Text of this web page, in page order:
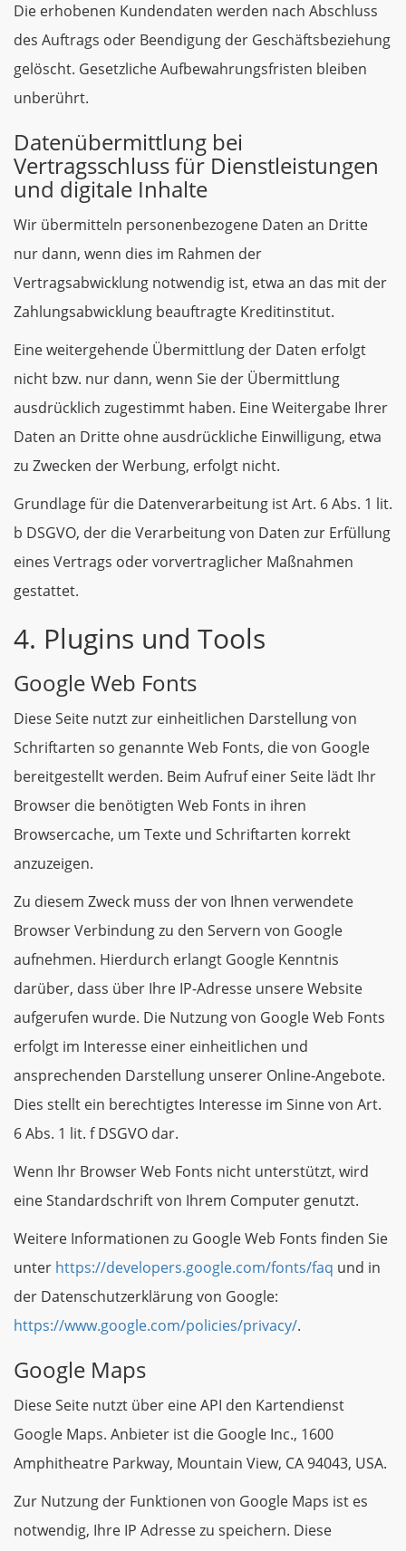
Die erhobenen Kundendaten werden nach Abschluss
des Auftrags oder Beendigung der Geschäftsbeziehung
gelöscht. Gesetzliche Aufbewahrungsfristen bleiben
unberührt.
Datenübermittlung bei
Vertragsschluss für Dienstleistungen
und digitale Inhalte
Wir übermitteln personenbezogene Daten an Dritte
nur dann, wenn dies im Rahmen der
Vertragsabwicklung notwendig ist, etwa an das mit der
Zahlungsabwicklung beauftragte Kreditinstitut.
Eine weitergehende Übermittlung der Daten erfolgt
nicht bzw. nur dann, wenn Sie der Übermittlung
ausdrücklich zugestimmt haben. Eine Weitergabe Ihrer
Daten an Dritte ohne ausdrückliche Einwilligung, etwa
zu Zwecken der Werbung, erfolgt nicht.
Grundlage für die Datenverarbeitung ist Art. 6 Abs. 1 lit.
b DSGVO, der die Verarbeitung von Daten zur Erfüllung
eines Vertrags oder vorvertraglicher Maßnahmen
gestattet.
4. Plugins und Tools
Google Web Fonts
Diese Seite nutzt zur einheitlichen Darstellung von
Schriftarten so genannte Web Fonts, die von Google
bereitgestellt werden. Beim Aufruf einer Seite lädt Ihr
Browser die benötigten Web Fonts in ihren
Browsercache, um Texte und Schriftarten korrekt
anzuzeigen.
Zu diesem Zweck muss der von Ihnen verwendete
Browser Verbindung zu den Servern von Google
aufnehmen. Hierdurch erlangt Google Kenntnis
darüber, dass über Ihre IP-Adresse unsere Website
aufgerufen wurde. Die Nutzung von Google Web Fonts
erfolgt im Interesse einer einheitlichen und
ansprechenden Darstellung unserer Online-Angebote.
Dies stellt ein berechtigtes Interesse im Sinne von Art.
6 Abs. 1 lit. f DSGVO dar.
Wenn Ihr Browser Web Fonts nicht unterstützt, wird
eine Standardschrift von Ihrem Computer genutzt.
Weitere Informationen zu Google Web Fonts finden Sie
unter https://developers.google.com/fonts/faq und in
der Datenschutzerklärung von Google:
https://www.google.com/policies/privacy/.
Google Maps
Diese Seite nutzt über eine API den Kartendienst
Google Maps. Anbieter ist die Google Inc., 1600
Amphitheatre Parkway, Mountain View, CA 94043, USA.
Zur Nutzung der Funktionen von Google Maps ist es
notwendig, Ihre IP Adresse zu speichern. Diese